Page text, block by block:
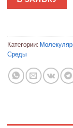
Категории:
Среды